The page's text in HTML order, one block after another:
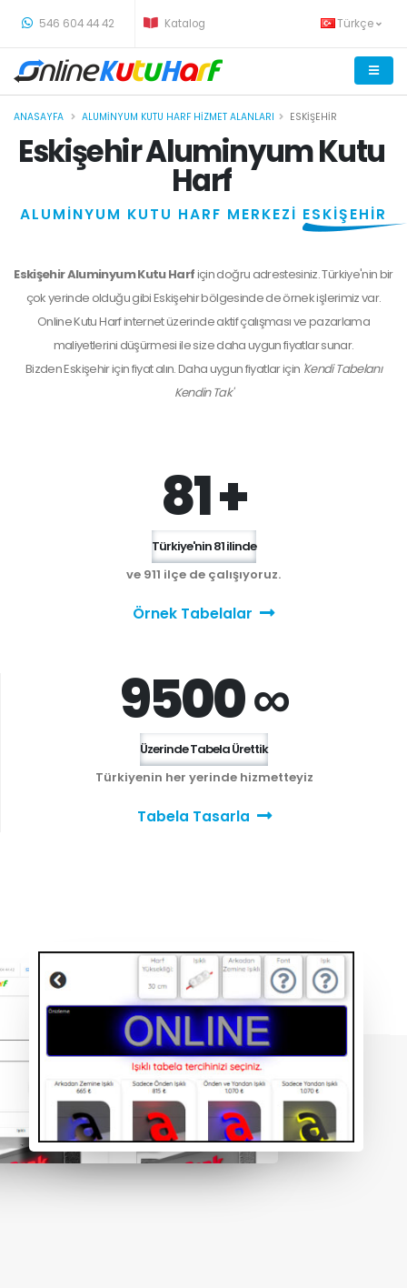
546 604 44 42 Katalog Türkçe
ANASAYFA ALUMINYUM KUTU HARF HIZMET ALANLARI ESKIŞEHIR
Eskişehir Aluminyum Kutu
Harf
ALUMİNYUM KUTU HARF MERKEZİ ESKİŞEHİR
Eskişehir Aluminyum Kutu Harfiçin doğru adrestesiniz. Türkiye'nin bir
çok yerinde olduğu gibi Eskişehir bölgesinde de örnek işlerimiz var.
Online Kutu Harf internet üzerinde aktif çalışması ve pazarlama
maliyetlerini düşürmesi ile size daha uygun fiyatlar sunar.
BizdenEskişehiriçin fiyat alın. Daha uygun fiyatlar için 'Kendi Tabelanı
Kendin Tak'
81 +
Türkiye'nin 81 ilinde
ve 911 ilçe de çalışıyoruz.
Örnek Tabelalar
9500 ∞
Üzerinde Tabela Ürettik
Türkiyenin her yerinde hizmetteyiz
Tabela Tasarla